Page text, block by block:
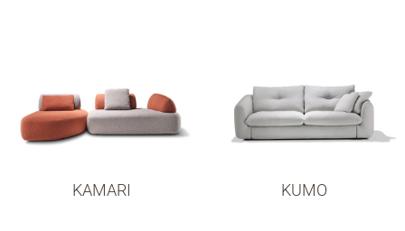
KAMARI KUMO